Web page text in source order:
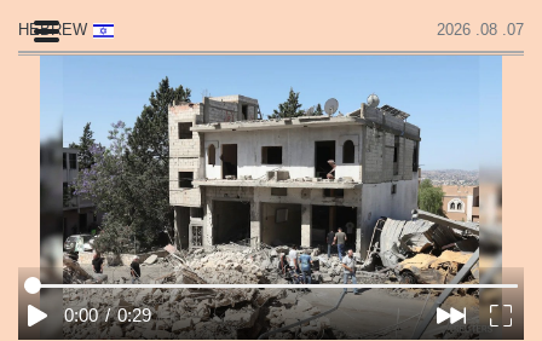
07. 08. 2026
HEBREW
0:00 / 0:29